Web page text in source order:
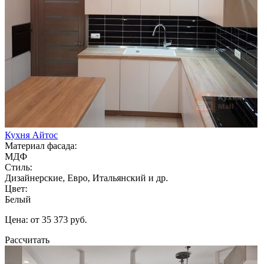
Кухня Айтос
Материал фасада:
МДФ
Стиль:
Дизайнерские, Евро, Итальянский и др.
Цвет:
Белый
Цена: от 35 373 руб.
Рассчитать